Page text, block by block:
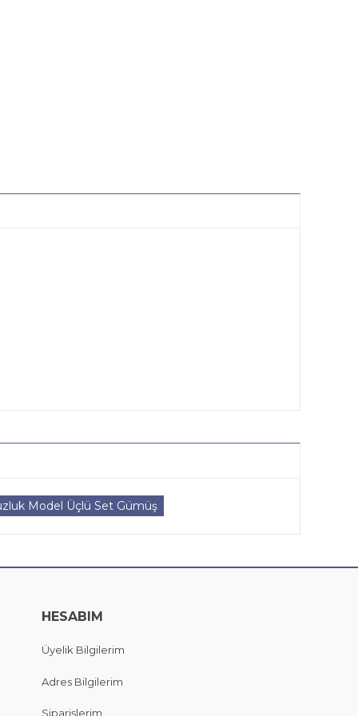
Model Üçlü Set Gümüş
HESABIM
Üyelik Bilgilerim
Adres Bilgilerim
Siparişlerim